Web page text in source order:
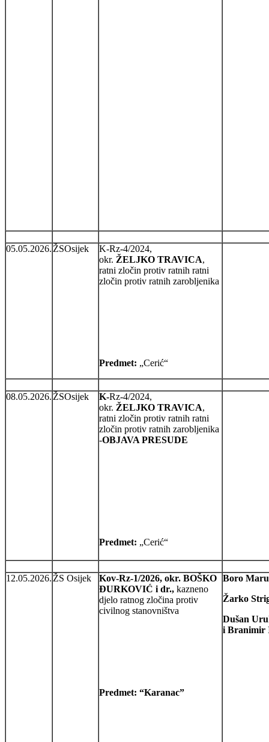
05.05.2026. ŽSOsijek
K-Rz-4/2024,
okr. ŽELJKO TRAVICA,
ratni zločin protiv ratnih ratni
zločin protiv ratnih zarobljenika
Predmet: „Cerić“
08.05.2026. ŽSOsijek K-Rz-4/2024,
okr. ŽELJKO TRAVICA,
ratni zločin protiv ratnih ratni
zločin protiv ratnih zarobljenika
-OBJAVA PRESUDE
Predmet: „Cerić“
12.05.2026. ŽS Osijek
Kov-Rz-1/2026, okr. BOŠKO
ĐURKOVIĆ i dr., kazneno
djelo ratnog zločina protiv
civilnog stanovništva
Predmet: “Karanac”
Boro
Žarko
Dušan
i Branimir